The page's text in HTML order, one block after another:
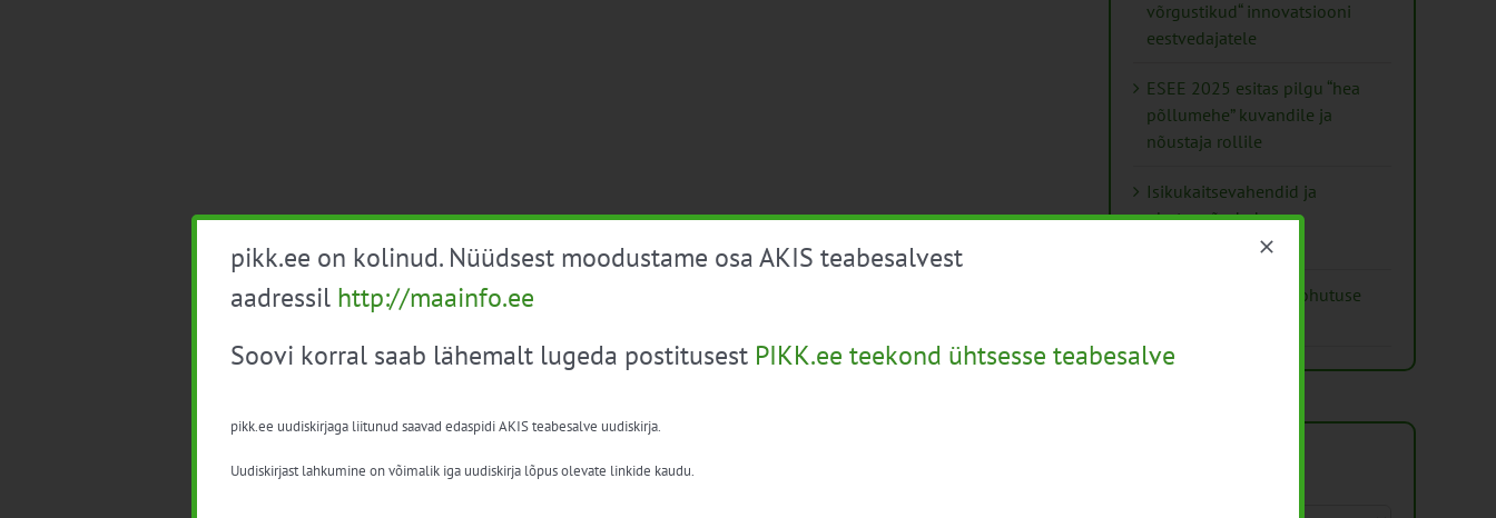
võrgustikud“ innovatsiooni
eestvedajatele
ESEE 2025 esitas pilgu “hea
põllumehe” kuvandile ja
nõustaja rollile
Isikukaitsevahendid ja
ohutusnõuded
taimekaitsetöödel
Mida näitavad toiduohutuse
pikk.ee on kolinud. Nüüdsest moodustame osa AKIS teabesalvest
aadressil http://maainfo.ee
Soovi korral saab lähemalt lugeda postitusest PIKK.ee teekond ühtsesse teabesalve
pikk.ee uudiskirjaga liitunud saavad edaspidi AKIS teabesalve uudiskirja.
Uudiskirjast lahkumine on võimalik iga uudiskirja lõpus olevate linkide kaudu.